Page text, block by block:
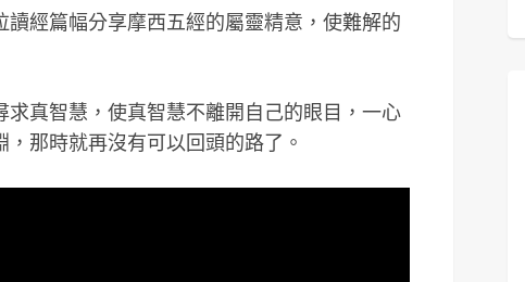
經篇幅分享摩西五經的屬靈精意，使難解的
真智慧，使真智慧不離開自己的眼目，一心
那時就再沒有可以回頭的路了。